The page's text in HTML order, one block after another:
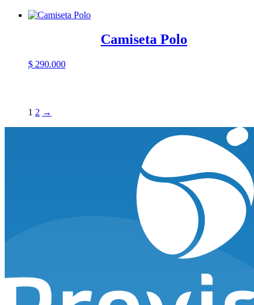
Camiseta Polo
$ 290.000
1 2 →